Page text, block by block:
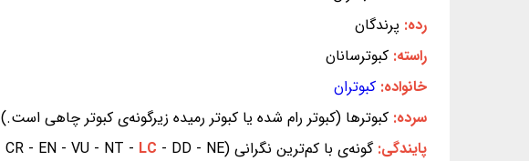
رده: پرندگان
راسته: کبوترسانان
خانواده: کبوتران
سرده: کبوترها (کبوتر رام شده یا کبوتر رمیده زیرگونه‌ی کبوتر چاهی است.)
پایندگی:گونه‌ی با کم‌ترین نگرانی (EX - EW - CR - EN - VU - NT - LC - DD - NE) (بر پایه‌ی سیاهه‌ی سرخ IUCN)